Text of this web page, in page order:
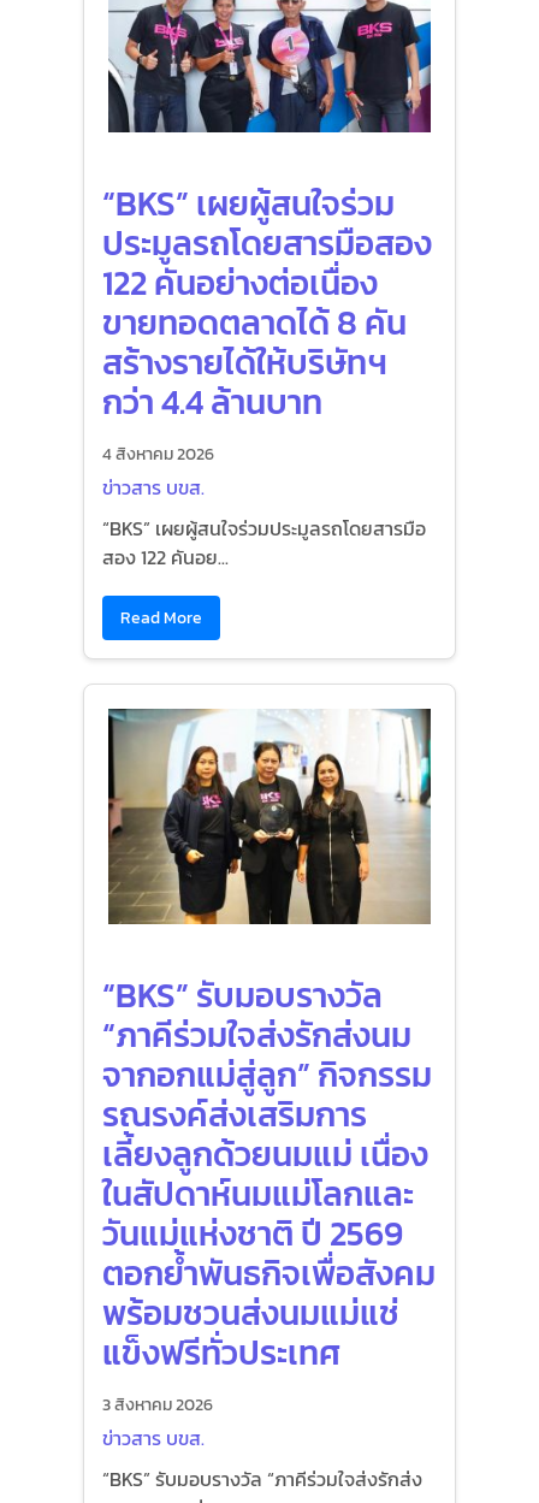
“BKS” เผยผู้สนใจร่วม
ประมูลรถโดยสารมือสอง
122 คันอย่างต่อเนื่อง
ขายทอดตลาดได้ 8 คัน
สร้างรายได้ให้บริษัทฯ
กว่า 4.4 ล้านบาท
4 สิงหาคม 2026
ข่าวสาร บขส.
“BKS” เผยผู้สนใจร่วมประมูลรถโดยสารมือ
สอง 122 คันอย...
Read More
“BKS” รับมอบรางวัล
“ภาคีร่วมใจส่งรักส่งนม
จากอกแม่สู่ลูก” กิจกรรม
รณรงค์ส่งเสริมการ
เลี้ยงลูกด้วยนมแม่ เนื่อง
ในสัปดาห์นมแม่โลกและ
วันแม่แห่งชาติ ปี 2569
ตอกย้ำพันธกิจเพื่อสังคม
พร้อมชวนส่งนมแม่แช่
แข็งฟรีทั่วประเทศ
3 สิงหาคม 2026
ข่าวสาร บขส.
“BKS” รับมอบรางวัล “ภาคีร่วมใจส่งรักส่ง